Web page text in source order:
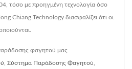
τόσο με προηγμένη τεχνολογία όσο
Chiang Technology διασφαλίζει ότι οι
φαγητού μας
Σύστημα Παράδοσης Φαγητού